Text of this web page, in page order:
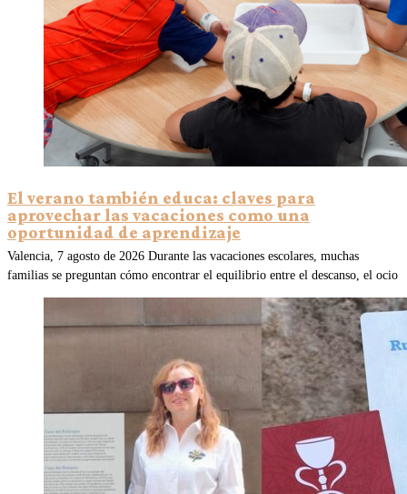
El verano también educa: claves para
aprovechar las vacaciones como una
oportunidad de aprendizaje
Valencia, 7 agosto de 2026 Durante las vacaciones escolares, muchas
familias se preguntan cómo encontrar el equilibrio entre el descanso, el ocio